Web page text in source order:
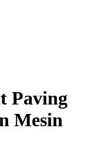
Paving
Mesin